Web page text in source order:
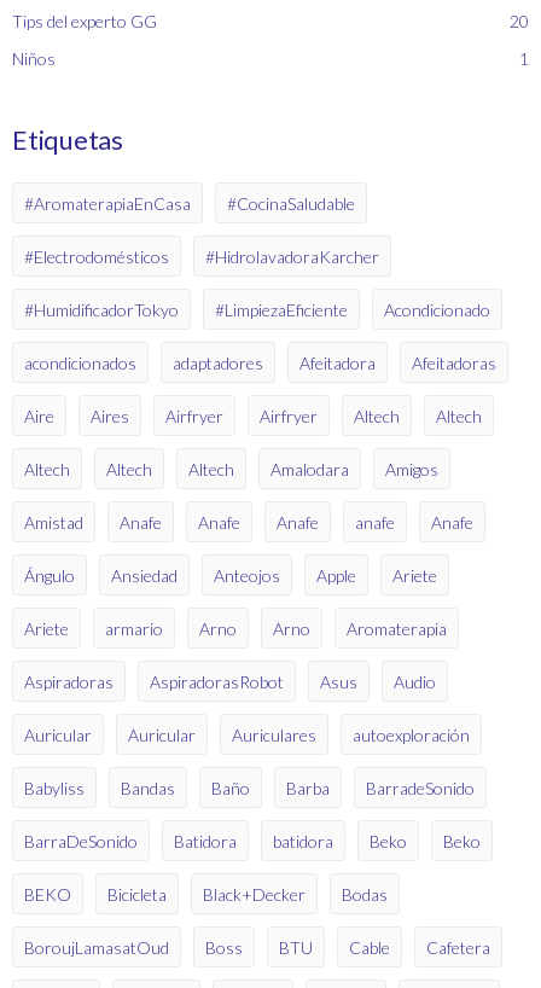
Tips del experto GG
20
Niños
1
Etiquetas
#AromaterapiaEnCasa #CocinaSaludable
#Electrodomésticos #HidrolavadoraKarcher
#HumidificadorTokyo #LimpiezaEficiente Acondicionado
acondicionados adaptadores Afeitadora Afeitadoras
Aire Aires Airfryer Airfryer Altech Altech
Altech Altech Altech Amalodara Amigos
Amistad Anafe Anafe Anafe anafe Anafe
Ángulo Ansiedad Anteojos Apple Ariete
Ariete armario Arno Arno Aromaterapia
Aspiradoras AspiradorasRobot Asus Audio
Auricular Auricular Auriculares autoexploración
Babyliss Bandas Baño Barba BarradeSonido
BarraDeSonido Batidora batidora Beko Beko
BEKO Bicicleta Black+Decker Bodas
BoroujLamasatOud Boss BTU Cable Cafetera